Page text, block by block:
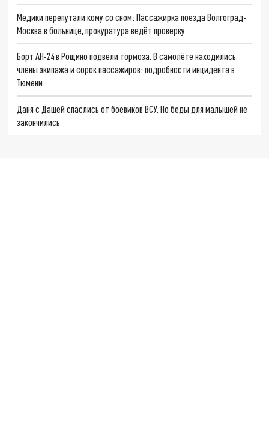
Медики перепутали кому со сном: Пассажирка поезда Волгоград-
Москва в больнице, прокуратура ведёт проверку
Борт АН-24 в Рощино подвели тормоза. В самолёте находились
члены экипажа и сорок пассажиров: подробности инцидента в
Тюмени
Даня с Дашей спаслись от боевиков ВСУ. Но беды для малышей не
закончились